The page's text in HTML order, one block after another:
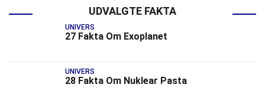
UDVALGTE FAKTA
UNIVERS
27 Fakta Om Exoplanet
UNIVERS
28 Fakta Om Nuklear Pasta